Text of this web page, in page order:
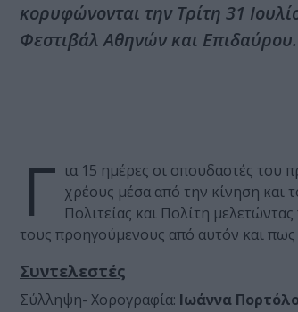
κορυφώνονται την Τρίτη 31
Φεστιβάλ Αθηνών και Επιδαύρου.
Γ ια 15 ημέρες οι σπουδαστές του
χρέους μέσα από την κίνηση και
Πολιτείας και Πολίτη
τους προηγούμενους από αυτόν και
Συντελεστές
Σύλληψη- Χορογραφία: Ιωάννα